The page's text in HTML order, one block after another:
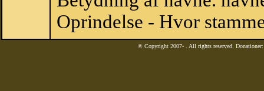
Oprindelse - Hvor
© Copyright 2007- . All rights reserved.